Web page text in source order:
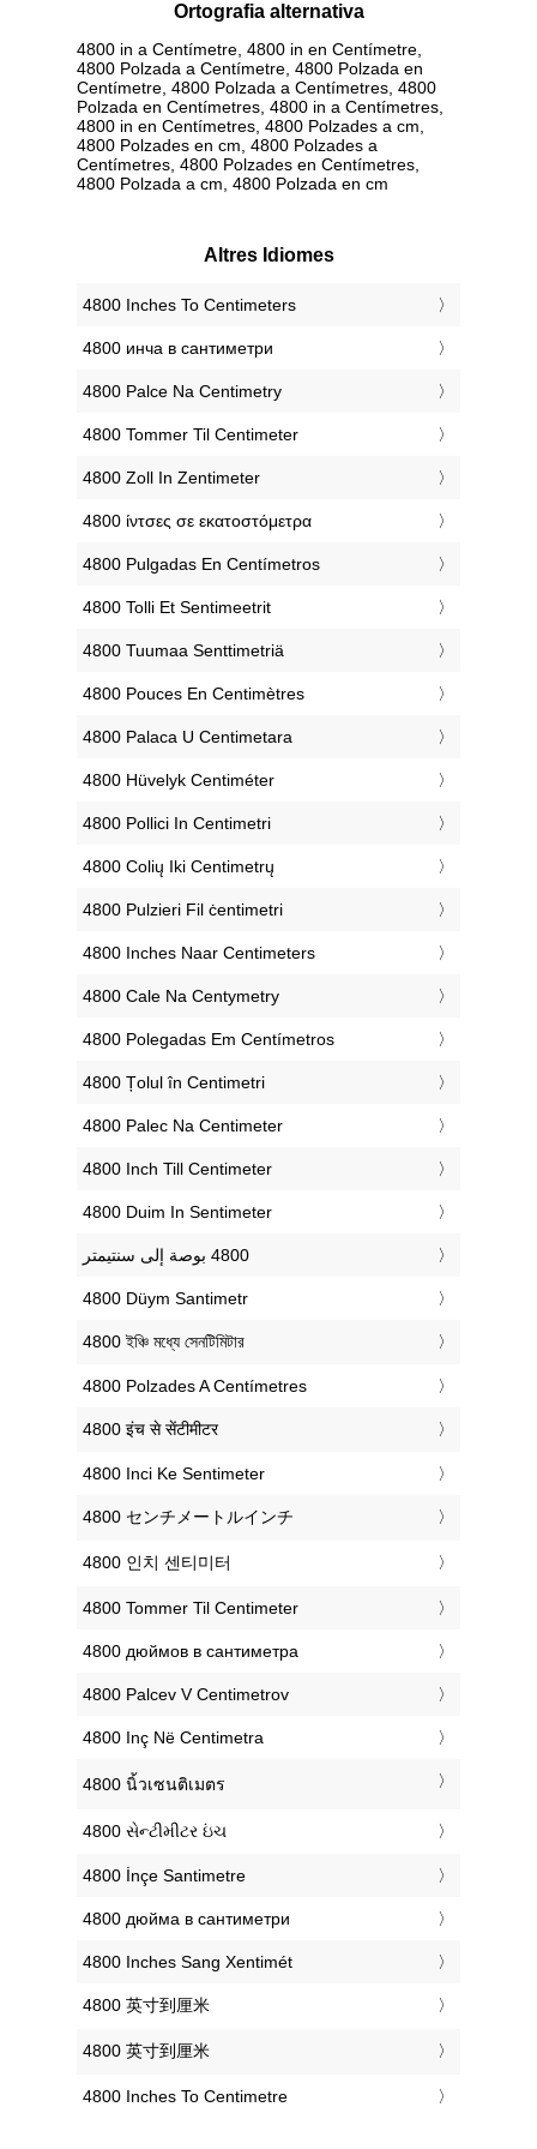
Ortografia alternativa
4800 in a Centímetre, 4800 in en Centímetre,
4800 Polzada a Centímetre, 4800 Polzada en
Centímetre, 4800 Polzada a Centímetres, 4800
Polzada en Centímetres, 4800 in a Centímetres,
4800 in en Centímetres, 4800 Polzades a cm,
4800 Polzades en cm, 4800 Polzades a
Centímetres, 4800 Polzades en Centímetres,
4800 Polzada a cm, 4800 Polzada en cm
Altres Idiomes
‎4800 Inches To Centimeters
‎4800 инча в сантиметри
‎4800 Palce Na Centimetry
‎4800 Tommer Til Centimeter
‎4800 Zoll In Zentimeter
‎4800 ίντσες σε εκατοστόμετρα
‎4800 Pulgadas En Centímetros
‎4800 Tolli Et Sentimeetrit
‎4800 Tuumaa Senttimetriä
‎4800 Pouces En Centimètres
‎4800 Palaca U Centimetara
‎4800 Hüvelyk Centiméter
‎4800 Pollici In Centimetri
‎4800 Colių Iki Centimetrų
‎4800 Pulzieri Fil ċentimetri
‎4800 Inches Naar Centimeters
‎4800 Cale Na Centymetry
‎4800 Polegadas Em Centímetros
‎4800 Țolul în Centimetri
‎4800 Palec Na Centimeter
‎4800 Inch Till Centimeter
‎4800 Duim In Sentimeter
‎4800 Düym Santimetr
‎4800 ইঞ্চি মধ্যে সেনটিমিটার
‎4800 Polzades A Centímetres
‎4800 इंच से सेंटीमीटर
‎4800 Inci Ke Sentimeter
‎4800 センチメートルインチ
‎4800 인치 센티미터
‎4800 Tommer Til Centimeter
‎4800 дюймов в сантиметра
‎4800 Palcev V Centimetrov
‎4800 Inç Në Centimetra
‎4800 นิ้วเซนติเมตร
‎4800 સેન્ટીમીટર ઇંચ
‎4800 İnçe Santimetre
‎4800 дюйма в сантиметри
‎4800 Inches Sang Xentimét
‎4800 英寸到厘米
‎4800 英寸到厘米
‎4800 Inches To Centimetre